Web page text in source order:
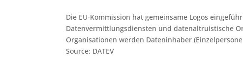
Die EU-Kommission hat gemeinsame Logos
Datenvermittlungsdiensten und datenaltruistische
Organisationen werden Dateninhaber
Source: DATEV